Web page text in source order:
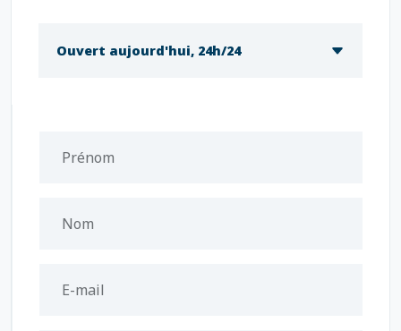
Ouvert aujourd'hui, 24h/24
Prénom
Nom
E-mail